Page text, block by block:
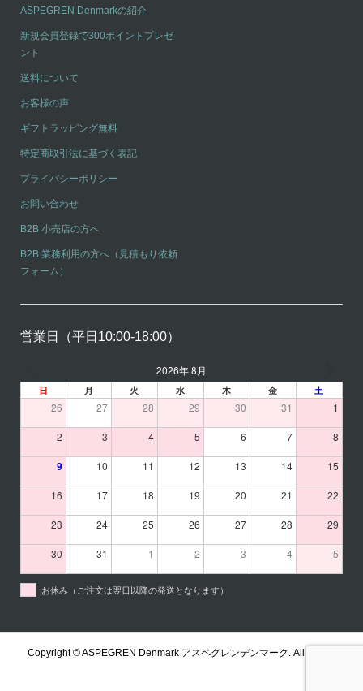
ASPEGREN Denmarkの紹介
新規会員登録で300ポイントプレゼ
ント
送料について
お客様の声
ギフトラッピング無料
特定商取引法に基づく表記
プライバシーポリシー
お問い合わせ
B2B 小売店の方へ
B2B 業務利用の方へ（見積もり依頼
フォーム）
営業日（平日10:00-18:00）
2026年 8月
日 月 火 水 木 金 土
26 27 28 29 30 31 1
2 3 4 5 6 7 8
9 10 11 12 13 14 15
16 17 18 19 20 21 22
23 24 25 26 27 28 29
30 31 1 2 3 4 5
お休み（ご注文は翌日以降の発送となります）
Copyright ©ASPEGREN Denmark アスペグレンデンマーク. All Rights